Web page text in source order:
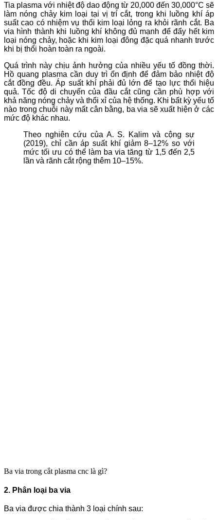
Tia plasma với nhiệt độ dao động từ 20,000 đến 30,000°C sẽ
làm nóng chảy kim loại tại vị trí cắt, trong khi luồng khí áp
suất cao có nhiệm vụ thổi kim loại lỏng ra khỏi rãnh cắt. Ba
via hình thành khi luồng khí không đủ mạnh để đẩy hết kim
loại nóng chảy, hoặc khi kim loại đông đặc quá nhanh trước
khi bị thổi hoàn toàn ra ngoài.
Quá trình này chịu ảnh hưởng của nhiều yếu tố đồng thời.
Hồ quang plasma cần duy trì ổn định để đảm bảo nhiệt độ
cắt đồng đều. Áp suất khí phải đủ lớn để tạo lực thổi hiệu
quả. Tốc độ di chuyển của đầu cắt cũng cần phù hợp với
khả năng nóng chảy và thổi xỉ của hệ thống. Khi bất kỳ yếu tố
nào trong chuỗi này mất cân bằng, ba via sẽ xuất hiện ở các
mức độ khác nhau.
Theo nghiên cứu của A. S. Kalim và cộng sự
(2019), chỉ cần áp suất khí giảm 8–12% so với
mức tối ưu có thể làm ba via tăng từ 1,5 đến 2,5
lần và rãnh cắt rộng thêm 10–15%.
Ba via trong cắt plasma cnc là gì?
2. Phân loại ba via
Ba via được chia thành 3 loại chính sau: